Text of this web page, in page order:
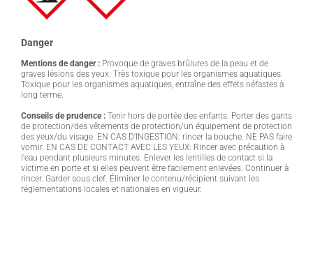
Danger
Mentions de danger : Provoque de graves brûlures de la peau et de
graves lésions des yeux. Très toxique pour les organismes aquatiques.
Toxique pour les organismes aquatiques, entraîne des effets néfastes à
long terme.
Conseils de prudence : Tenir hors de portée des enfants. Porter des gants
de protection/des vêtements de protection/un équipement de protection
des yeux/du visage. EN CAS D'INGESTION: rincer la bouche. NE PAS faire
vomir. EN CAS DE CONTACT AVEC LES YEUX: Rincer avec précaution à
l'eau pendant plusieurs minutes. Enlever les lentilles de contact si la
victime en porte et si elles peuvent être facilement enlevées. Continuer à
rincer. Garder sous clef. Éliminer le contenu/récipient suivant les
réglementations locales et nationales en vigueur.